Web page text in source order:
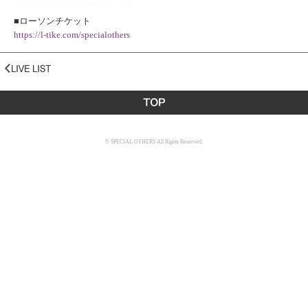
■ローソンチケット
https://l-tike.com/specialothers
© SPECIAL OTHERS All Rights Reserved.